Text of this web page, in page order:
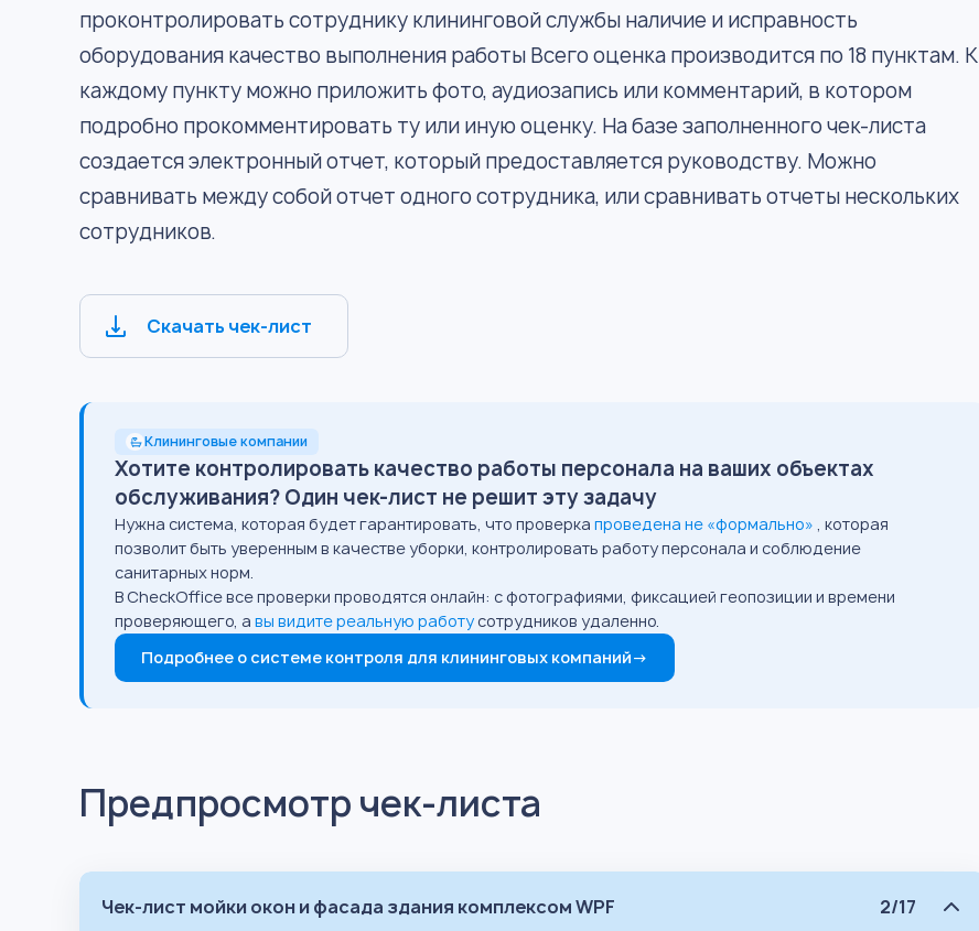
проконтролировать сотруднику клининговой службы наличие и исправность
оборудования качество выполнения работы Всего оценка производится по 18 пунктам. К
каждому пункту можно приложить фото, аудиозапись или комментарий, в котором
подробно прокомментировать ту или иную оценку. На базе заполненного чек-листа
создается электронный отчет, который предоставляется руководству. Можно
сравнивать между собой отчет одного сотрудника, или сравнивать отчеты нескольких
сотрудников.
Скачать чек-лист
Клининговые компании
Хотите контролировать качество работы персонала на ваших объектах
обслуживания? Один чек-лист не решит эту задачу
Нужна система, которая будет гарантировать, что проверка проведена не «формально» , которая
позволит быть уверенным в качестве уборки, контролировать работу персонала и соблюдение
санитарных норм.
В CheckOffice все проверки проводятся онлайн: с фотографиями, фиксацией геопозиции и времени
проверяющего, а вы видите реальную работу сотрудников удаленно.
Подробнее о системе контроля для клининговых компаний→
Предпросмотр чек-листа
Чек-лист мойки окон и фасада здания комплексом WPF 2/17